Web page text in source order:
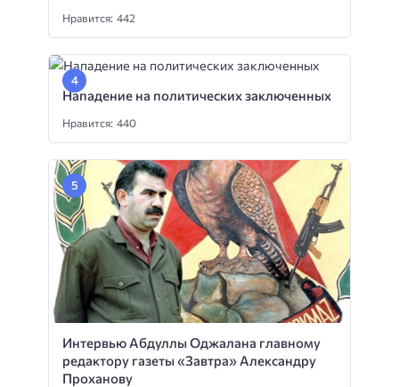
Нравится: 442
Нападение на политических заключенных
Нравится: 440
Интервью Абдуллы Оджалана главному
редактору газеты «Завтра» Александру
Проханову